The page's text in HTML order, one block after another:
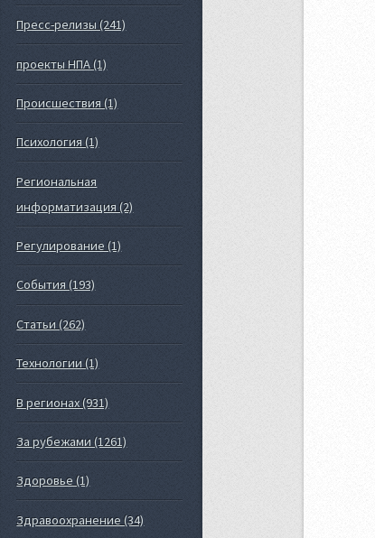
Пресс-релизы (241)
проекты НПА (1)
Происшествия (1)
Психология (1)
Региональная
информатизация (2)
Регулирование (1)
События (193)
Статьи (262)
Технологии (1)
В регионах (931)
За рубежами (1261)
Здоровье (1)
Здравоохранение (34)